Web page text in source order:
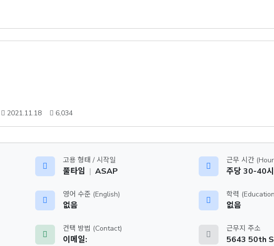
2021.11.18 6,034
고용 형태 / 시작일
풀타임 | ASAP
근무 시간
주당 30-40
영어 수준 (English)
없음
학력
없음
컨택 방법 (Contact)
이메일:
근무지 주소